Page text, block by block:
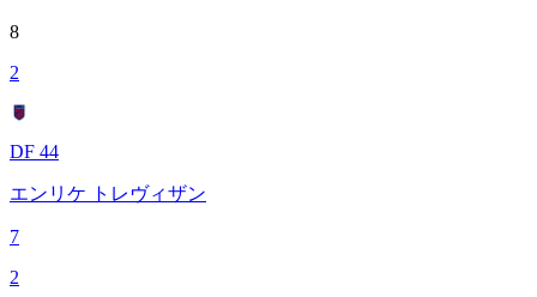
8
2
DF 44
エンリケ トレヴィザン
7
2